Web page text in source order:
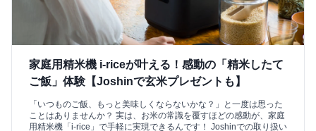
家庭用精米機 i-riceが叶える！感動の「精米したて
ご飯」体験【Joshinで玄米プレゼントも】
「いつものご飯、もっと美味しくならないかな？」と一度は思った
ことはありませんか？ 実は、お米の常識を覆すほどの感動が、家庭
用精米機「i-rice」で手軽に実現できるんです！ Joshinでの取り扱い